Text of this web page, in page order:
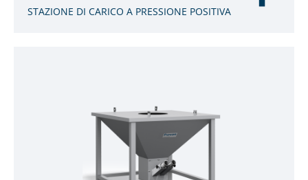
STAZIONE DI CARICO A PRESSIONE POSITIVA